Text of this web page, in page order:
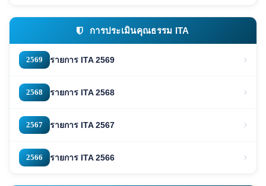
การประเมินคุณธรรม ITA
2569 รายการ ITA 2569
2568 รายการ ITA 2568
2567 รายการ ITA 2567
2566 รายการ ITA 2566